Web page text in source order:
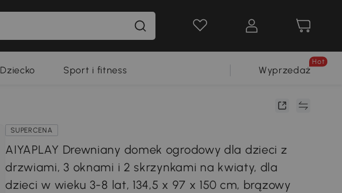
Dziecko Sport i fitness Wyprzedaż
Hot
SUPERCENA
AIYAPLAY Drewniany domek ogrodowy dla dzieci z
drzwiami, 3 oknami i 2 skrzynkami na kwiaty, dla
dzieci w wieku 3-8 lat, 134,5 x 97 x 150 cm, brązowy